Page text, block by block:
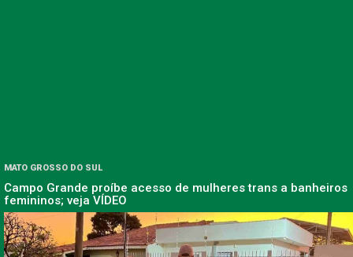
MATO GROSSO DO SUL
Campo Grande proíbe acesso de mulheres trans a banheiros
femininos; veja VÍDEO